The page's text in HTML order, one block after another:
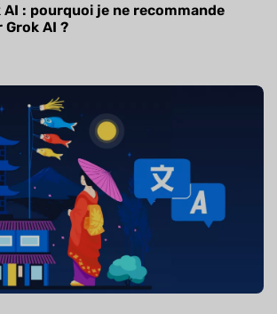
AI : pourquoi je ne recommande
AI ?